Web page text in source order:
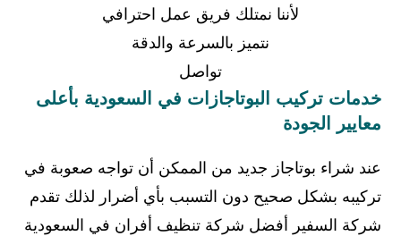
لأننا نمتلك فريق عمل احترافي
نتميز بالسرعة والدقة
تواصل
خدمات تركيب البوتاجازات في السعودية بأعلى
معايير الجودة
عند شراء بوتاجاز جديد من الممكن أن تواجه صعوبة في
تركيبه بشكل صحيح دون التسبب بأي أضرار لذلك تقدم
شركة السفير أفضل شركة تنظيف أفران في السعودية